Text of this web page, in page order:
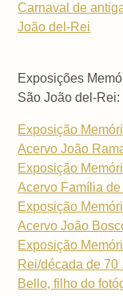
Carnaval de
João del-Rei
Exposições
São João del-Rei:
Exposição
Acervo João
Exposição
Acervo Família
Exposição
Acervo João
Exposição
Rei/década de 70
Bello, filho do